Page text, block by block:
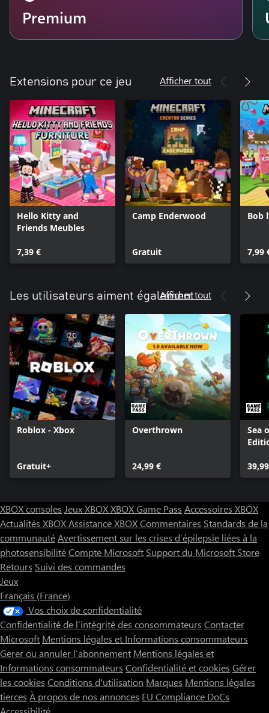
Premium
Extensions pour ce jeu Afficher tout
Hello Kitty and
Friends Meubles
7,39 €
Camp Enderwood
Gratuit
Bob
7,99
Les utilisateurs aiment également
Afficher tout
Roblox - Xbox
Gratuit+
Overthrown
24,99 €
Sea
XBOX consoles Jeux XBOXXBOX Game Pass Accessoires XBOX
Actualités XBOXAssistance XBOXCommentaires Standards de la
communautéAvertissement sur les crises d’épilepsie liées à la
photosensibilitéCompte Microsoft Support du Microsoft Store
Retours Suivi des commandes
Jeux
Français (France)
Vos choix de confidentialité
Confidentialité de l’intégrité des consommateurs Contacter
Microsoft Mentions légales et Informations consommateurs
Gerer ou annuler l’abonnement Mentions légales et
Informations consommateurs Confidentialité et cookies Gérer
les cookies Conditions d'utilisation Marques Mentions légales
tierces À propos de nos annonces EU Compliance DoCs